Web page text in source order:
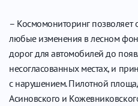
– Космомониторинг позволяет
любые изменения в лесном
дорог для автомобилей до
несогласованных местах, и
с нарушением. Пилотной
Асиновского и